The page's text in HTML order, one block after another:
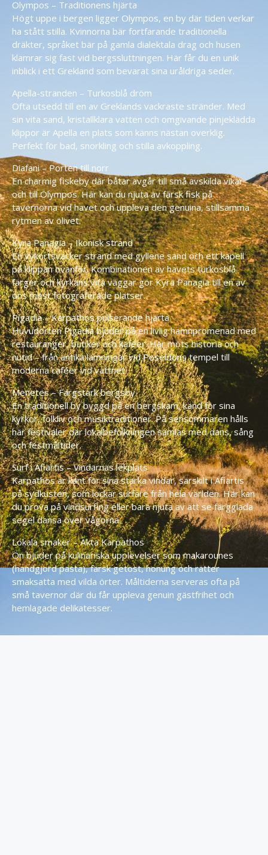
Olympos – Traditionens hjärta
Högt uppe i bergen ligger Olympos, en by där tiden verkar
ha stått stilla. Kvinnorna bär fortfarande traditionella
dräkter, språket bär på gamla dialektala drag och husen
klamrar sig fast vid bergssluttningen. Här får du en unik
inblick i ett Grekland som bevarat sina uråldriga seder.
Apella-stranden – Turkosblå dröm
Ofta utsedd till en av Greklands vackraste stränder. Med
sin vita sand, kristallklara vatten och omgivande pinjeklädda
klippor är Apella en plats som känns nästan overklig.
Perfekt för bad, snorkling och stilla avkoppling.
Diafani – Porten till norr
En charmig fiskeby där båtar avgår till små avskilda vikar
och till Olympos. Här kan du njuta av färsk fisk på
tavernorna vid havet och uppleva den genuina, stillsamma
rytmen av ölivet.
Kyra Panagia – Ikonisk strand
En vykortsvacker strand med gyllene sand och ett kapell
på klippan ovanför. Kombinationen av havets turkosblå
färger och kyrkans vita väggar gör Kyra Panagia till en av
öns mest fotograferade platser.
Pigadia – Karpathos pulserande hjärta
Huvudorten Pigadia bjuder på en livlig hamnpromenad med
restauranger, butiker och kaféer. Här möts historia och
nutid – från antika lämningar vid Poseidons tempel till
moderna caféer vid vattnet.
Menetes – Färgstark bergsby
En traditionell by byggd på en bergskam, känd för sina
kyrkor, folkliv och musiktraditioner. På sensommaren hålls
här festivaler där lokalbefolkningen samlas med dans, sång
och festmåltider.
Surf i Afiartis – Vindarnas lekplats
Karpathos är känt för sina starka vindar, särskilt i Afiartis
på sydkusten, som lockar surfare från hela världen. Här kan
du prova på vindsurfing eller bara njuta av att se färgglada
segel dansa över vågorna.
Lokala smaker – Äkta Karpathos
Ön bjuder på kulinariska upplevelser som makarounes
(handgjord pasta), färsk getost, honung och rätter
smaksatta med vilda örter. Måltiderna serveras ofta på
små tavernor där du får uppleva genuin gästfrihet och
hemlagade delikatesser.